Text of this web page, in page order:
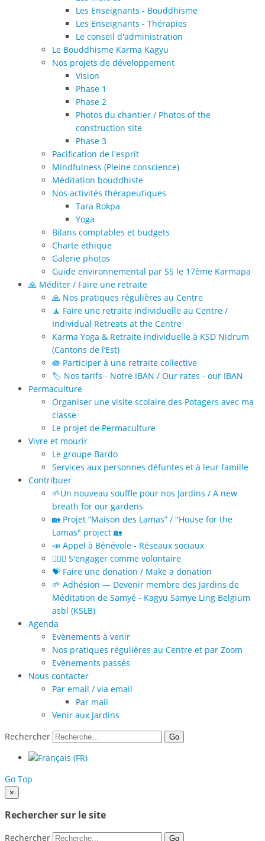
Les Enseignants - Bouddhisme
Les Enseignants - Thérapies
Le conseil d'administration
Le Bouddhisme Karma Kagyu
Nos projets de développement
Vision
Phase 1
Phase 2
Photos du chantier / Photos of the
construction site
Phase 3
Pacification de l'esprit
Mindfulness (Pleine conscience)
Méditation bouddhiste
Nos activités thérapeutiques
Tara Rokpa
Yoga
Bilans comptables et budgets
Charte éthique
Galerie photos
Guide environnemental par SS le 17ème Karmapa
🙏 Méditer / Faire une retraite
🙏 Nos pratiques régulières au Centre
🧘 Faire une retraite individuelle au Centre /
Individual Retreats at the Centre
Karma Yoga & Retraite individuelle à KSD Nidrum
(Cantons de l’Est)
🪷 Participer à une retraite collective
🏷️ Nos tarifs - Notre IBAN / Our rates - our IBAN
Permaculture
Organiser une visite scolaire des Potagers avec ma
classe
Le projet de Permaculture
Vivre et mourir
Le groupe Bardo
Services aux personnes défuntes et à leur famille
Contribuer
🌱Un nouveau souffle pour nos Jardins / A new
breath for our gardens
🏡 Projet “Maison des Lamas” / "House for the
Lamas" project 🏡
📣 Appel à Bénévole - Réseaux sociaux
🙋🏻‍♀️ S'engager comme volontaire
💝 Faire une donation / Make a donation
🌱 Adhésion — Devenir membre des Jardins de
Méditation de Samyé - Kagyu Samye Ling Belgium
asbl (KSLB)
Agenda
Evènements à venir
Nos pratiques régulières au Centre et par Zoom
Evènements passés
Nous contacter
Par email / via email
Par mail
Venir aux Jardins
Rechercher
Go
Go Top
×
Rechercher sur le site
Rechercher Go